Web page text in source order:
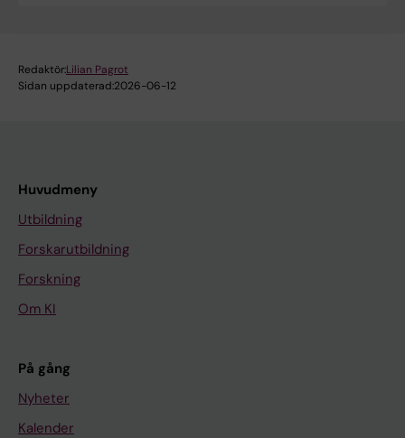
Redaktör:Lilian Pagrot
Sidan uppdaterad:2026-06-12
Huvudmeny
Utbildning
Forskarutbildning
Forskning
Om KI
På gång
Nyheter
Kalender